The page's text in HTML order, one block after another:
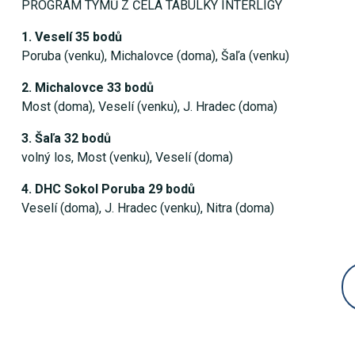
PROGRAM TÝMŮ Z ČELA TABULKY INTERLIGY
1. Veselí 35 bodů
Poruba (venku), Michalovce (doma), Šaľa (venku)
2. Michalovce 33 bodů
Most (doma), Veselí (venku), J. Hradec (doma)
3. Šaľa 32 bodů
volný los, Most (venku), Veselí (doma)
4. DHC Sokol Poruba 29 bodů
Veselí (doma), J. Hradec (venku), Nitra (doma)